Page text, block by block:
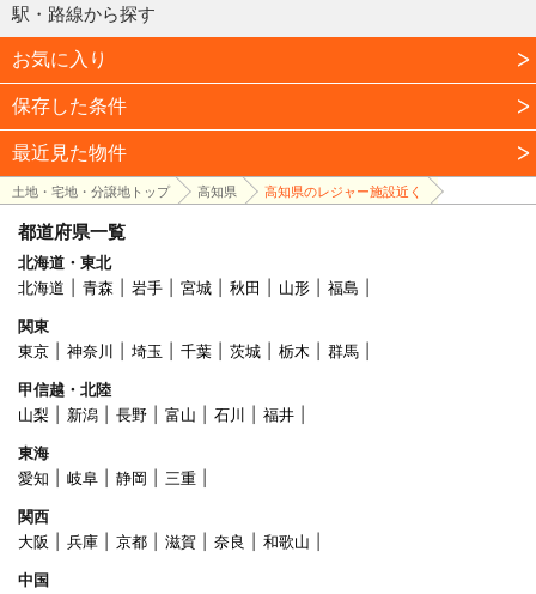
駅・路線から探す
お気に入り
保存した条件
最近見た物件
土地・宅地・分譲地トップ 高知県 高知県のレジャー施設近く
都道府県一覧
北海道・東北
北海道
青森 岩手 宮城 秋田 山形
福島
関東
東京
神奈川 埼玉 千葉 茨城 栃木
群馬
甲信越・北陸
山梨
新潟 長野 富山 石川
福井
東海
愛知
岐阜 静岡
三重
関西
大阪
兵庫 京都 滋賀 奈良
和歌山
中国